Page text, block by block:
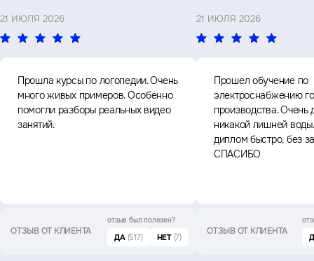
21 ИЮЛЯ 2026
Прошла курсы по логопедии. Очень
много живых примеров. Особенно
помогли разборы реальных видео
занятий.
ОТЗЫВ ОТ КЛИЕНТА
отзыв был полезен?
ДА (517) НЕТ (7)
21 ИЮЛЯ 2026
Прошел обучение по
электроснабжению
производства. Очень
никакой лишней
диплом быстро, без
СПАСИБО
ОТЗЫВ ОТ КЛИЕНТА